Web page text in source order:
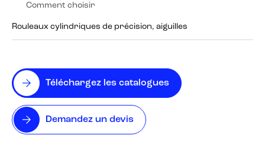
Téléchargez les catalogues
Demandez un devis
Comment choisir
Rouleaux cylindriques de précision, aiguilles